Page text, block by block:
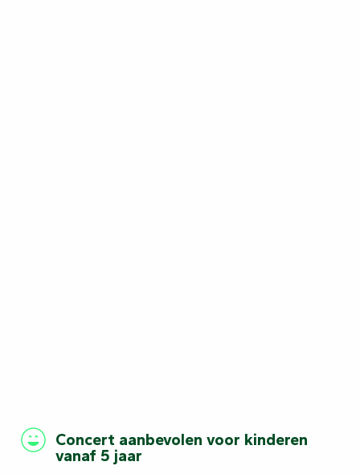
Concert aanbevolen voor kinderen
vanaf 5 jaar